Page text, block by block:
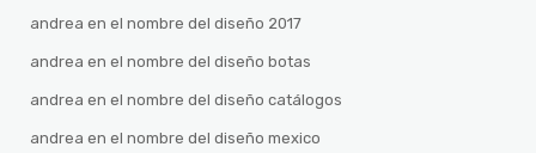
andrea en el nombre del diseño 2017
andrea en el nombre del diseño botas
andrea en el nombre del diseño catálogos
andrea en el nombre del diseño mexico